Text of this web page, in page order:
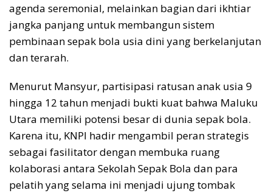
agenda seremonial, melainkan bagian dari ikhtiar
jangka panjang untuk membangun sistem
pembinaan sepak bola usia dini yang berkelanjutan
dan terarah.
Menurut Mansyur, partisipasi ratusan anak usia 9
hingga 12 tahun menjadi bukti kuat bahwa Maluku
Utara memiliki potensi besar di dunia sepak bola.
Karena itu, KNPI hadir mengambil peran strategis
sebagai fasilitator dengan membuka ruang
kolaborasi antara Sekolah Sepak Bola dan para
pelatih yang selama ini menjadi ujung tombak